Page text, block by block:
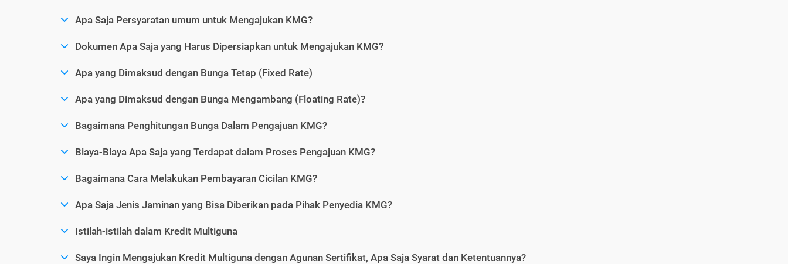
Apa Saja Persyaratan umum untuk Mengajukan KMG?
Dokumen Apa Saja yang Harus Dipersiapkan untuk Mengajukan KMG?
Apa yang Dimaksud dengan Bunga Tetap (Fixed Rate)
Apa yang Dimaksud dengan Bunga Mengambang (Floating Rate)?
Bagaimana Penghitungan Bunga Dalam Pengajuan KMG?
Biaya-Biaya Apa Saja yang Terdapat dalam Proses Pengajuan KMG?
Bagaimana Cara Melakukan Pembayaran Cicilan KMG?
Apa Saja Jenis Jaminan yang Bisa Diberikan pada Pihak Penyedia KMG?
Istilah-istilah dalam Kredit Multiguna
Saya Ingin Mengajukan Kredit Multiguna dengan Agunan Sertifikat, Apa Saja Syarat dan Ketentuannya?